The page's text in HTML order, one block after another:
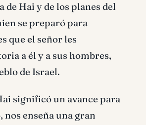
de Hai y de los planes del
se preparó para
que el señor les
a él y a sus hombres,
de Israel.
significó un avance para
nos enseña una gran